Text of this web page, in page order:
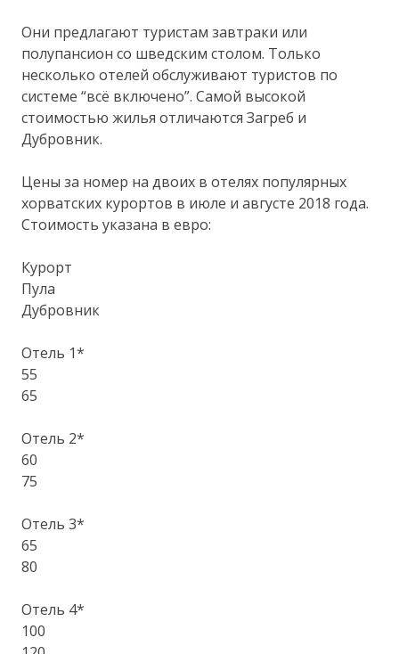
Они предлагают туристам завтраки или
полупансион со шведским столом. Только
несколько отелей обслуживают туристов по
системе “всё включено”. Самой высокой
стоимостью жилья отличаются Загреб и
Дубровник.
Цены за номер на двоих в отелях популярных
хорватских курортов в июле и августе 2018 года.
Стоимость указана в евро:
Курорт
Пула
Дубровник
Отель 1*
55
65
Отель 2*
60
75
Отель 3*
65
80
Отель 4*
100